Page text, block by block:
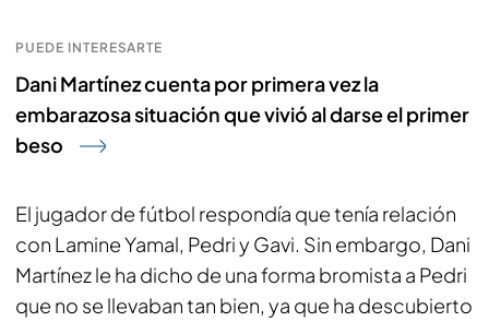
PUEDE INTERESARTE
Dani Martínez cuenta por primera vez la
embarazosa situación que vivió al darse el primer
beso
El jugador de fútbol respondía que tenía relación
con Lamine Yamal, Pedri y Gavi. Sin embargo, Dani
Martínez le ha dicho de una forma bromista a Pedri
que no se llevaban tan bien, ya que ha descubierto